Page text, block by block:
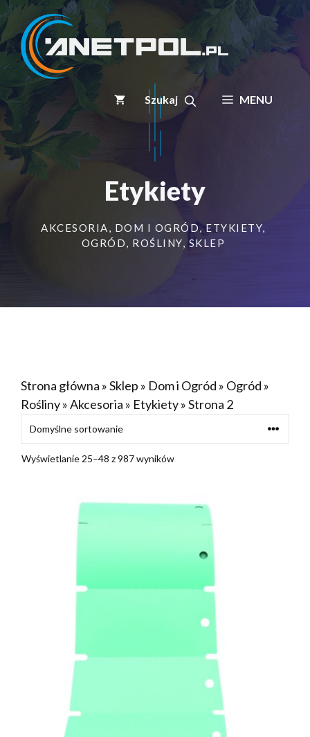
Przejdź
do
treści
MENU
Etykiety
AKCESORIA, DOM I OGRÓD,ETYKIETY,
OGRÓD, ROŚLINY, SKLEP
Strona główna »Sklep » Dom i Ogród » Ogród »
Rośliny»Akcesoria » Etykiety»Strona 2
Wyświetlanie 25–48 z 987 wyników